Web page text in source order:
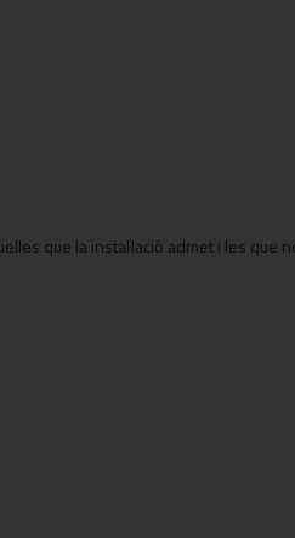
que la instal·lació admet i les que